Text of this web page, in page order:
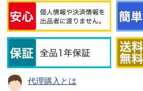
代理購入とは